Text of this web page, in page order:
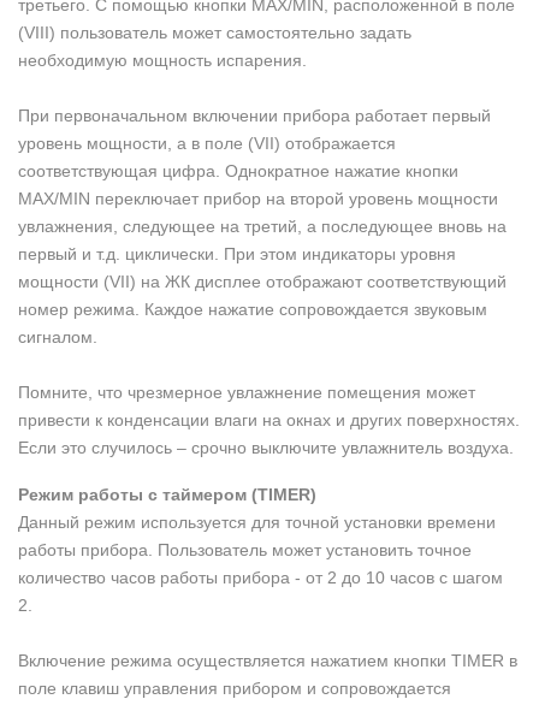
третьего. С помощью кнопки MAX/MIN, расположенной в поле
(VIII) пользователь может самостоятельно задать
необходимую мощность испарения.
При первоначальном включении прибора работает первый
уровень мощности, а в поле (VII) отображается
соответствующая цифра. Однократное нажатие кнопки
MAX/MIN переключает прибор на второй уровень мощности
увлажнения, следующее на третий, а последующее вновь на
первый и т.д. циклически. При этом индикаторы уровня
мощности (VII) на ЖК дисплее отображают соответствующий
номер режима. Каждое нажатие сопровождается звуковым
сигналом.
Помните, что чрезмерное увлажнение помещения может
привести к конденсации влаги на окнах и других поверхностях.
Если это случилось – срочно выключите увлажнитель воздуха.
Режим работы с таймером (TIMER)
Данный режим используется для точной установки времени
работы прибора. Пользователь может установить точное
количество часов работы прибора - от 2 до 10 часов с шагом
2.
Включение режима осуществляется нажатием кнопки TIMER в
поле клавиш управления прибором и сопровождается